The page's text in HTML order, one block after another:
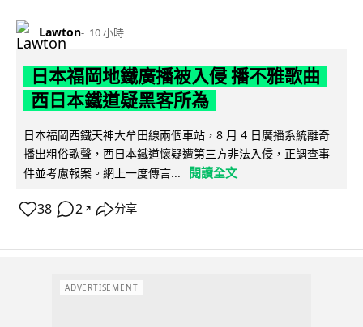
Lawton 10 小時
日本福岡地鐵廣播被入侵 播不雅歌曲
西日本鐵道疑黑客所為
日本福岡西鐵天神大牟田線兩個車站，8 月 4 日廣播系統離奇
播出粗俗歌聲，西日本鐵道懷疑遭第三方非法入侵，正調查事
件並考慮報案。網上一度傳言...
閱讀全文
38 2 ↗ 分享
ADVERTISEMENT